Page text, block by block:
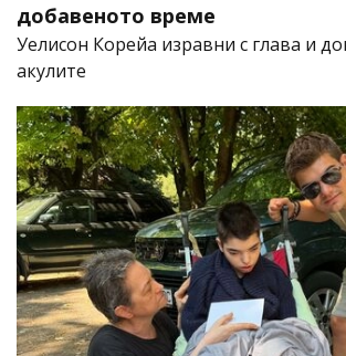
добавеното време
Уелисон Корейа изравни с глава и
акулите